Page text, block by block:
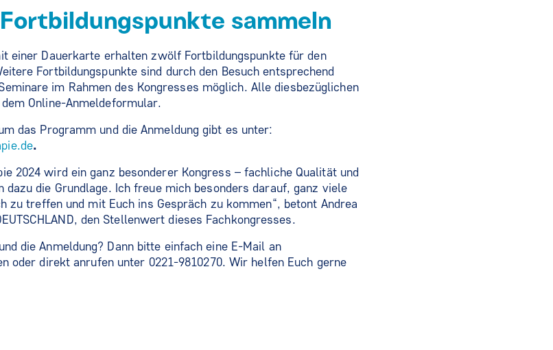
sammeln
einer Dauerkarte erhalten zwölf Fortbildungspunkte für den
Fortbildungspunkte sind durch den Besuch entsprechend
im Rahmen des Kongresses möglich. Alle diesbezüglichen
Online-Anmeldeformular.
das Programm und die Anmeldung gibt es unter:
.
2024 wird ein ganz besonderer Kongress – fachliche Qualität und
die Grundlage. Ich freue mich besonders darauf, ganz viele
zu treffen und mit Euch ins Gespräch zu kommen“, betont Andrea
den Stellenwert dieses Fachkongresses.
die Anmeldung? Dann bitte einfach eine E-Mail an
oder direkt anrufen unter 0221-9810270. Wir helfen Euch gerne